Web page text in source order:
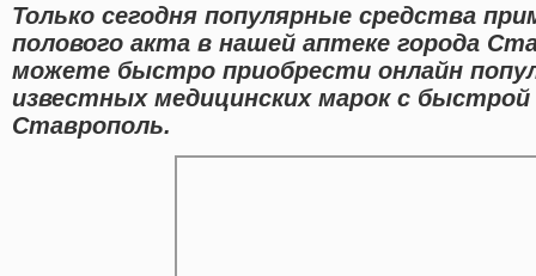
Только сегодня популярные средства
полового акта в нашей аптеке города
можете быстро приобрести онлайн
известных медицинских марок с быстрой
Ставрополь.